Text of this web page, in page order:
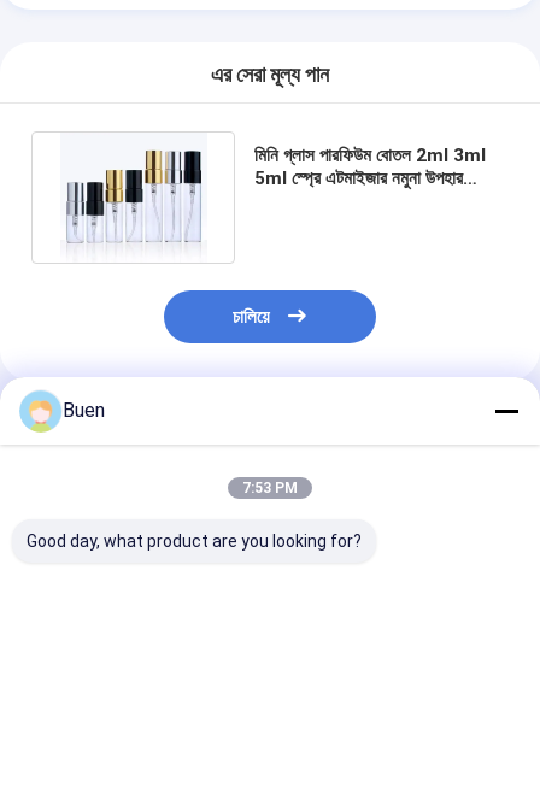
এর সেরা মূল্য পান
মিনি গ্লাস পারফিউম বোতল 2ml 3ml
5ml স্প্রে এটমাইজার নমুনা উপহার
চালিয়ে
প্রস্তাবিত পণ্য
Buen
7:53 PM
Good day, what product are you looking for?